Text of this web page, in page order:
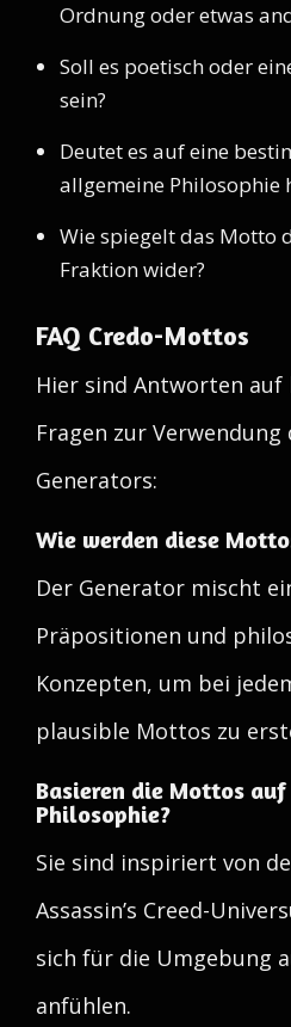
Ordnung oder etwas
Soll es poetisch oder
sein?
Deutet es auf eine
allgemeine Philosophie
Wie spiegelt das Motto
Fraktion wider?
FAQ Credo-Mottos
Hier sind Antworten
Fragen zur
Generators:
Wie werden diese
Der Generator mischt
Präpositionen und
Konzepten, um bei
plausible Mottos zu
Basieren die Mottos
Philosophie?
Sie sind inspiriert von
Assassin’s Creed-
sich für die Umgebung
anfühlen.